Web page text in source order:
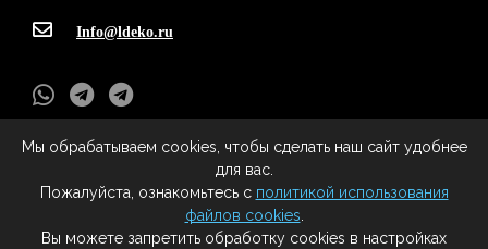
Info@ldeko.ru
L-Deko - Все права защищены (c) 2009 - 2020
Все права на материалы, находящиеся на сайте охраняются в
соответствии с законодательством РФ, в том числе, об авторском праве и
смежных правах. При любом использовании материалов сайта и
Мы обрабатываем cookies, чтобы сделать наш сайт удобнее
для вас.
Пожалуйста, ознакомьтесь с политикой использования
файлов cookies
Вы можете запретить обработку cookies в настройках